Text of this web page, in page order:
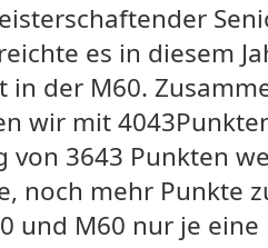
es in diesem
in der M60.
wir mit
von 3643 Punkten
noch mehr Punkte
und M60 nur je